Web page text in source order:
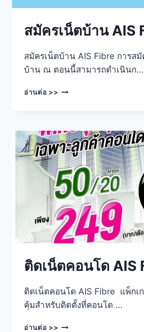
สมัครเน็ตบ้าน AIS
สมัครเน็ตบ้าน AIS Fibre การส
บ้าน ณ ตอนนี้สามารถดำเนินก…
อ่านต่อ >> สมัคร
FIBRE
ติดเน็ตคอนโด AIS
ติดเน็ตคอนโด AIS Fibre แพ็กเ
คุ้มสำหรับติดตั้งที่คอนโด …
อ่านต่อ >> ติด